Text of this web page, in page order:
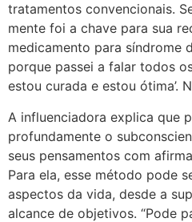
tratamentos convencionais.
mente foi a chave para sua
medicamento para síndrome
porque passei a falar todos
estou curada e estou ótima’.
A influenciadora explica que
profundamente o
seus pensamentos com
Para ela, esse método pode
aspectos da vida, desde a
alcance de objetivos. “Pode